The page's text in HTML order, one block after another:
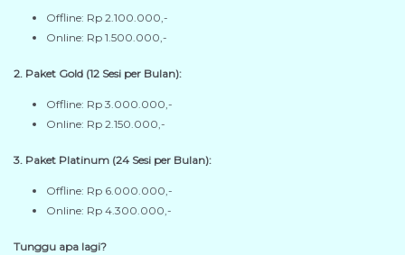
Offline: Rp 2.100.000,-
Online: Rp 1.500.000,-
2. Paket Gold (12 Sesi per Bulan):
Offline: Rp 3.000.000,-
Online: Rp 2.150.000,-
3. Paket Platinum (24 Sesi per Bulan):
Offline: Rp 6.000.000,-
Online: Rp 4.300.000,-
Tunggu apa lagi?